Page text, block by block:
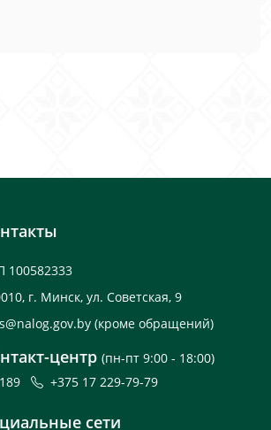
100582333
г. Минск, ул. Советская, 9
(кроме обращений)
центр (пн-пт 9:00 - 18:00)
189
+375 17 229-79-79
сети